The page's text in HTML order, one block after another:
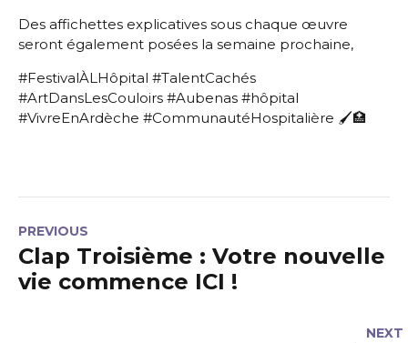
Des affichettes explicatives sous chaque œuvre
seront également posées la semaine prochaine,
#FestivalÀLHôpital #TalentCachés
#ArtDansLesCouloirs #Aubenas #hôpital
#VivreEnArdèche #CommunautéHospitalière 🖌️🏥
PREVIOUS
Clap Troisième : Votre nouvelle
vie commence ICI !
NEXT